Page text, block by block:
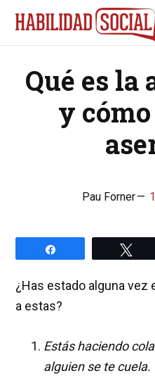
Saltar
navegación
principal
Saltar
principalQué es
y
Pau Forner
¿Has estado alguna vez
a estas?
Estás haciendo
alguien se te